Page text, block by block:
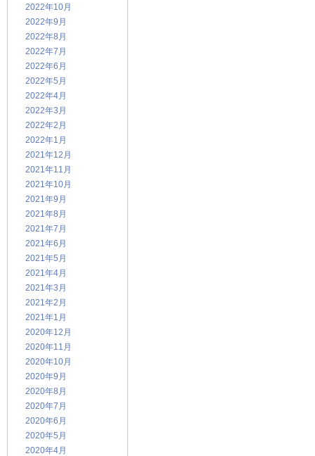
2022年10月
2022年9月
2022年8月
2022年7月
2022年6月
2022年5月
2022年4月
2022年3月
2022年2月
2022年1月
2021年12月
2021年11月
2021年10月
2021年9月
2021年8月
2021年7月
2021年6月
2021年5月
2021年4月
2021年3月
2021年2月
2021年1月
2020年12月
2020年11月
2020年10月
2020年9月
2020年8月
2020年7月
2020年6月
2020年5月
2020年4月